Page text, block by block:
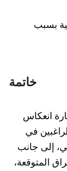
بسبب
خاتمة
انعكاس
في
إلى جانب
المتوقعة،